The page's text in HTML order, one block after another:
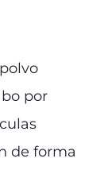
por
de forma